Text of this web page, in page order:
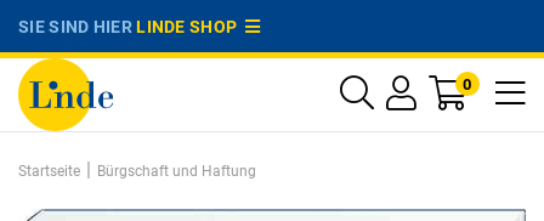
SIE SIND HIERLINDE SHOP
0
Startseite | Bürgschaft und Haftung